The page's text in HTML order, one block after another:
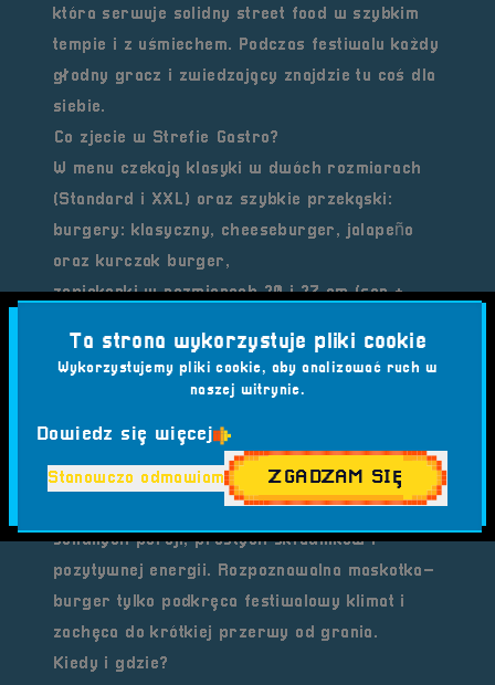
która serwuje solidny street food w szybkim
tempie i z uśmiechem. Podczas festiwalu każdy
głodny gracz i zwiedzający znajdzie tu coś dla
siebie.
Co zjecie w Strefie Gastro?
W menu czekają klasyki w dwóch rozmiarach
(Standard i XXL) oraz szybkie przekąski:
burgery: klasyczny, cheeseburger, jalapeño
oraz kurczak burger,
zapiekanki w rozmiarach 30 i 37 cm (ser +
nuggetsy i frytki w różnych porcjach,
orzeźwiająca kawa mrożona.
prelekcjami i zwiedzaniem stoisk retro.
Klimat i charakter
„Bierz mnie Zjedz mnie!” to połączenie
solidnych porcji, prostych składników i
pozytywnej energii. Rozpoznawalna maskotka–
burger tylko podkręca festiwalowy klimat i
zachęca do krótkiej przerwy od grania.
Kiedy i gdzie?
Ta strona wykorzystuje pliki cookie
Wykorzystujemy pliki cookie, aby analizować ruch w
naszej witrynie.
Dowiedz się więcej
Stanowczo odmawiam ZGADZAM SIĘ